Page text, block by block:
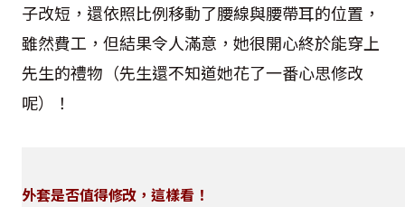
子改短，還依照比例移動了腰線與腰帶耳的位置，
雖然費工，但結果令人滿意，她很開心終於能穿上
先生的禮物（先生還不知道她花了一番心思修改
呢）！
外套是否值得修改，這樣看！